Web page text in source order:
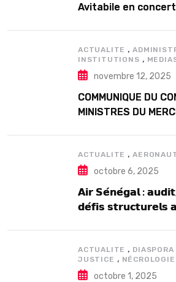
Avitabile en
ACTUALITE ,
INSTITUTIONS ,
novembre 12, 2025
COMMUNIQUE DU
MINISTRES DU
ACTUALITE ,
octobre 6, 2025
𝗔𝗶𝗿 𝗦𝗲́𝗻𝗲́𝗴𝗮𝗹 :
𝗱𝗲́𝗳𝗶𝘀 𝘀𝘁𝗿𝘂𝗰𝘁𝘂𝗿𝗲𝗹𝘀
ACTUALITE , DIASPORA
JUSTICE , NÉCROLOGIE
octobre 1, 2025